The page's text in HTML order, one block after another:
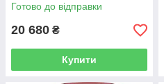
Готово до відправки
20 680 ₴
Купити